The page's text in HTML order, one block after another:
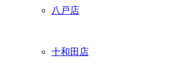
八戸店
十和田店